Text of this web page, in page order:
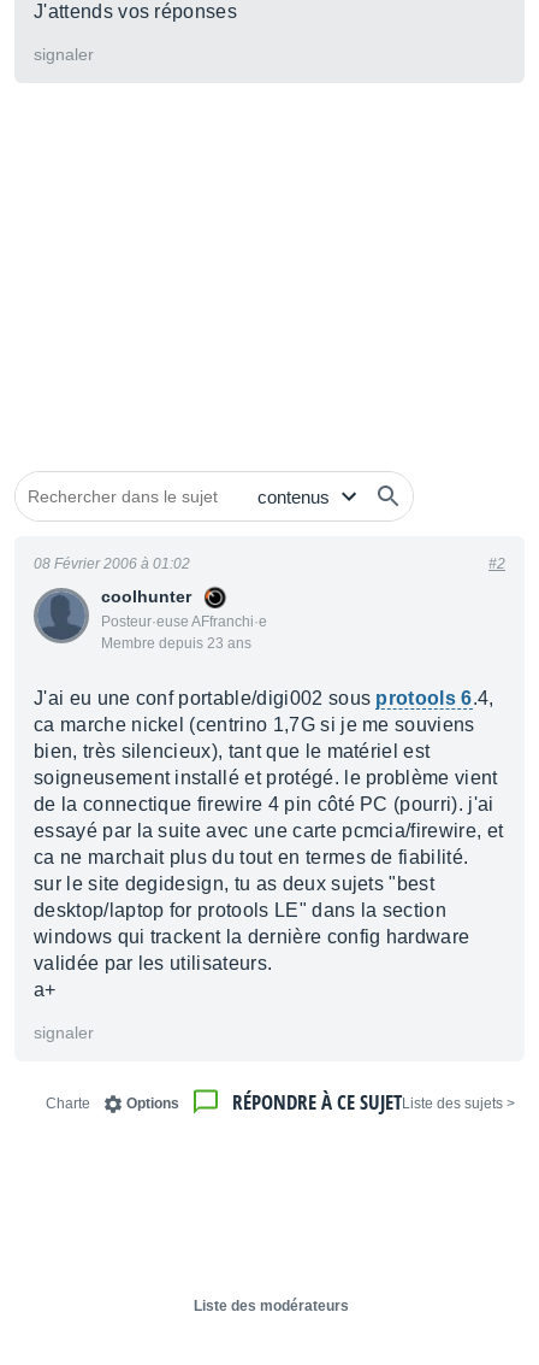
J'attends vos réponses
signaler
coolhunter
Posteur·euse AFfranchi·e
Membre depuis 23 ans
08 Février 2006 à 01:02 #2
J'ai eu une conf portable/digi002 sous protools 6.4,
ca marche nickel (centrino 1,7G si je me souviens
bien, très silencieux), tant que le matériel est
soigneusement installé et protégé. le problème vient
de la connectique firewire 4 pin côté PC (pourri). j'ai
essayé par la suite avec une carte pcmcia/firewire, et
ca ne marchait plus du tout en termes de fiabilité.
sur le site degidesign, tu as deux sujets "best
desktop/laptop for protools LE" dans la section
windows qui trackent la dernière config hardware
validée par les utilisateurs.
a+
signaler
< Liste des sujets
RÉPONDRE À CE SUJET
Options
Charte
Liste des modérateurs